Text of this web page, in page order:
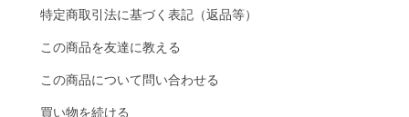
特定商取引法に基づく表記（返品等）
この商品を友達に教える
この商品について問い合わせる
買い物を続ける